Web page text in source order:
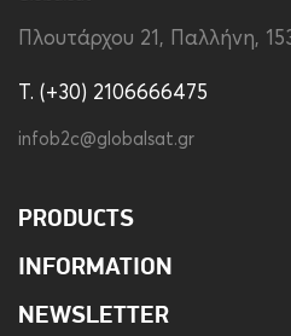
Πλουτάρχου 21, Παλλήνη,
T. (+30) 2106666475
infob2c@globalsat.gr
PRODUCTS
INFORMATION
NEWSLETTER